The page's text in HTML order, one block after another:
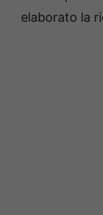
elaborato la